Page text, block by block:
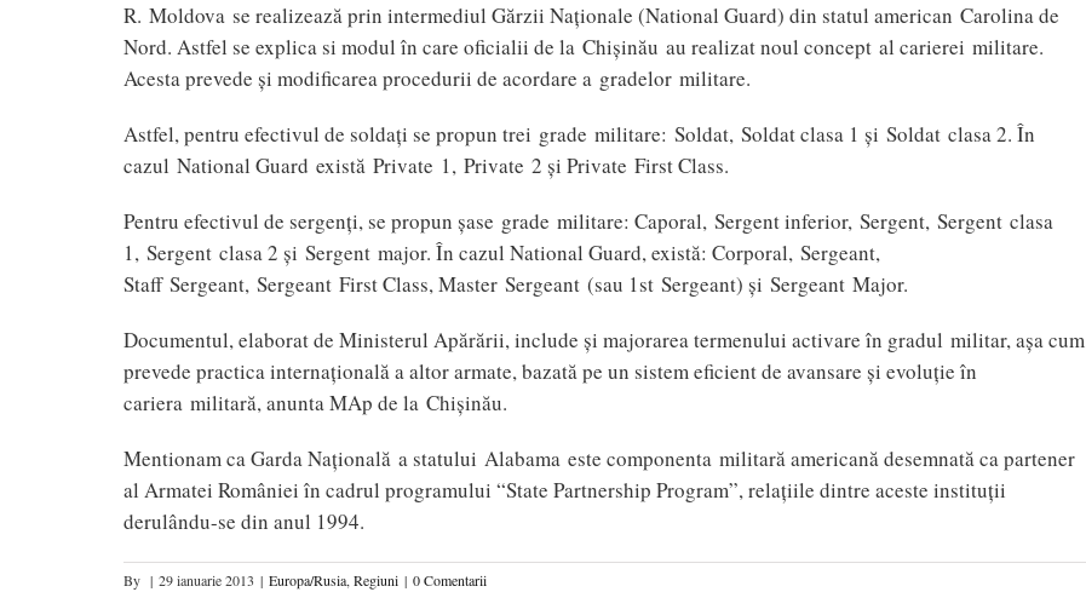
R. Moldova se realizează prin intermediul Gărzii Naţionale (National Guard) din statul american Carolina de
Nord. Astfel se explica si modul în care oficialii de la Chişinău au realizat noul concept al carierei militare.
Acesta prevede şi modificarea procedurii de acordare a gradelor militare.
Astfel, pentru efectivul de soldaţi se propun trei grade militare: Soldat, Soldat clasa 1 şi Soldat clasa 2. În
cazul National Guard există Private 1, Private 2 şi Private First Class.
Pentru efectivul de sergenţi, se propun şase grade militare: Caporal, Sergent inferior, Sergent, Sergent clasa
1, Sergent clasa 2 şi Sergent major. În cazul National Guard, există: Corporal, Sergeant,
Staff Sergeant, Sergeant First Class, Master Sergeant (sau 1st Sergeant) şi Sergeant Major.
Documentul, elaborat de Ministerul Apărării, include şi majorarea termenului activare în gradul militar, aşa cum
prevede practica internaţională a altor armate, bazată pe un sistem eficient de avansare şi evoluţie în
cariera militară, anunta MAp de la Chişinău.
Mentionam ca Garda Naţională a statului Alabama este componenta militară americană desemnată ca partener
al Armatei României în cadrul programului “State Partnership Program”, relaţiile dintre aceste instituţii
derulându-se din anul 1994.
By | 29 ianuarie 2013 | Europa/Rusia, Regiuni | 0 Comentarii